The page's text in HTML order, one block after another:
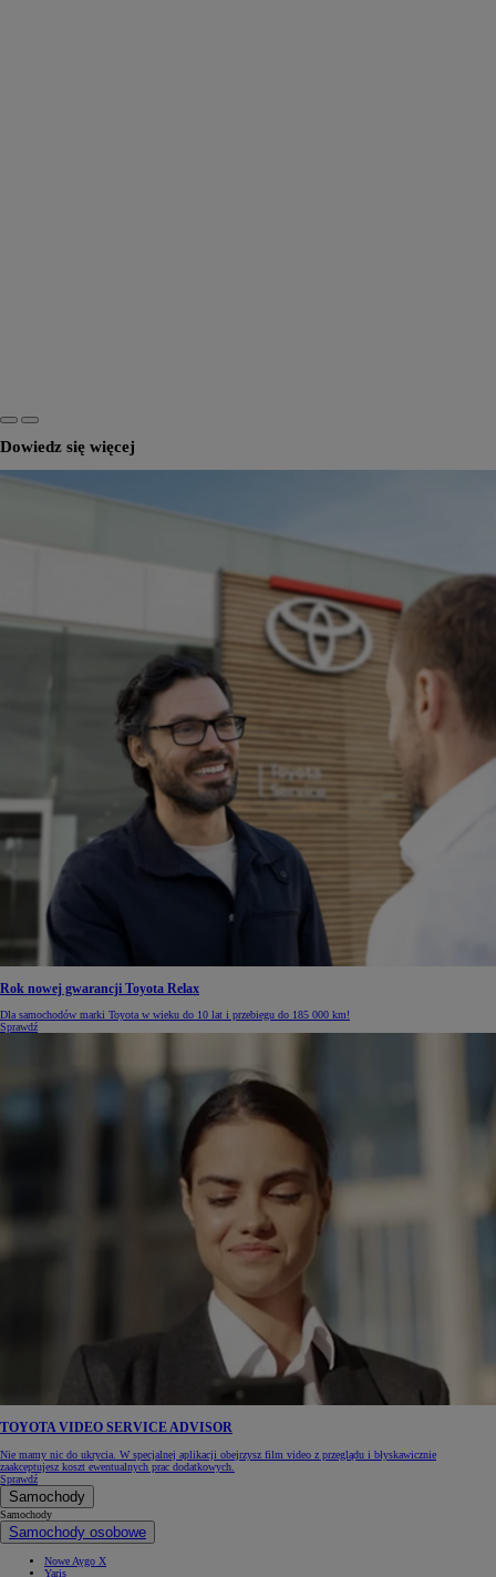
Dowiedz się więcej
Rok nowej gwarancji Toyota Relax
Dla samochodów marki Toyota w wieku do 10 lat i przebiegu do 185 000 km!
Sprawdź
TOYOTA VIDEO SERVICE ADVISOR
Nie mamy nic do ukrycia. W specjalnej aplikacji obejrzysz film video z przeglądu i błyskawicznie
zaakceptujesz koszt ewentualnych prac dodatkowych.
Sprawdź
Samochody
Samochody
Samochody osobowe
Nowe Aygo X
Yaris